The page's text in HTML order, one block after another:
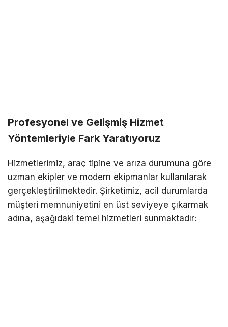
Profesyonel ve Gelişmiş Hizmet
Yöntemleriyle Fark Yaratıyoruz
Hizmetlerimiz, araç tipine ve arıza durumuna göre
uzman ekipler ve modern ekipmanlar kullanılarak
gerçekleştirilmektedir. Şirketimiz, acil durumlarda
müşteri memnuniyetini en üst seviyeye çıkarmak
adına, aşağıdaki temel hizmetleri sunmaktadır: